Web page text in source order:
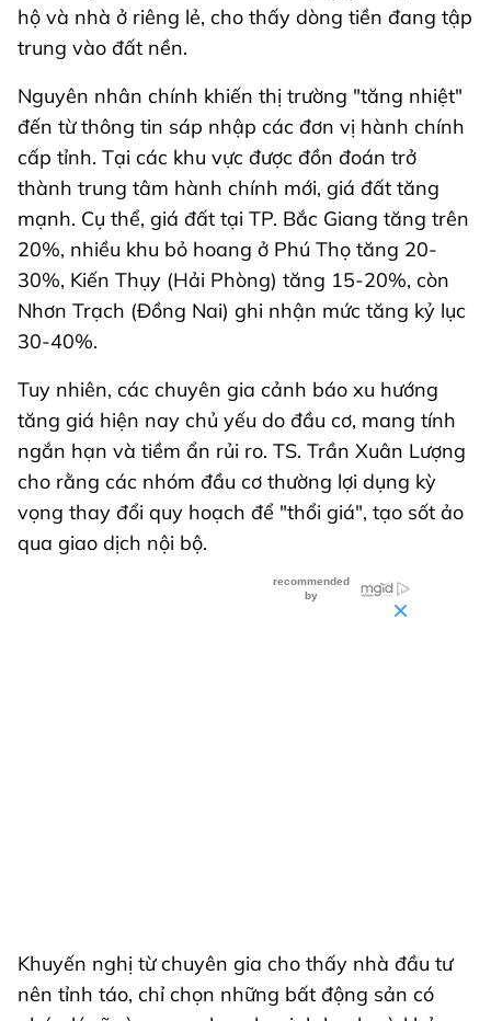
hộ và nhà ở riêng lẻ, cho thấy dòng tiền đang tập
trung vào đất nền.
Nguyên nhân chính khiến thị trường "tăng nhiệt"
đến từ thông tin sáp nhập các đơn vị hành chính
cấp tỉnh. Tại các khu vực được đồn đoán trở
thành trung tâm hành chính mới, giá đất tăng
mạnh. Cụ thể, giá đất tại TP. Bắc Giang tăng trên
20%, nhiều khu bỏ hoang ở Phú Thọ tăng 20-
30%, Kiến Thụy (Hải Phòng) tăng 15-20%, còn
Nhơn Trạch (Đồng Nai) ghi nhận mức tăng kỷ lục
30-40%.
Tuy nhiên, các chuyên gia cảnh báo xu hướng
tăng giá hiện nay chủ yếu do đầu cơ, mang tính
ngắn hạn và tiềm ẩn rủi ro. TS. Trần Xuân Lượng
cho rằng các nhóm đầu cơ thường lợi dụng kỳ
vọng thay đổi quy hoạch để "thổi giá", tạo sốt ảo
qua giao dịch nội bộ.
Khuyến nghị từ chuyên gia cho thấy nhà đầu tư
nên tỉnh táo, chỉ chọn những bất động sản có